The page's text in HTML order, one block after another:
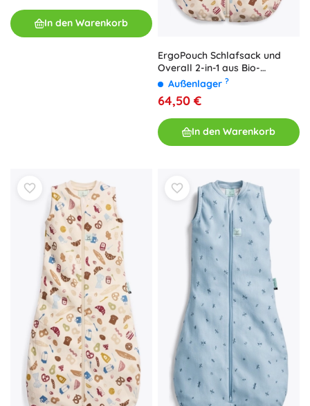
In den Warenkorb
ErgoPouch Schlafsack und
Overall 2-in-1 aus Bio-
Baumwolle Bon Appetit, 0,2
TOG (8–24 Monate, 8–14 kg)
Außenlager ?
64,50 €
In den Warenkorb